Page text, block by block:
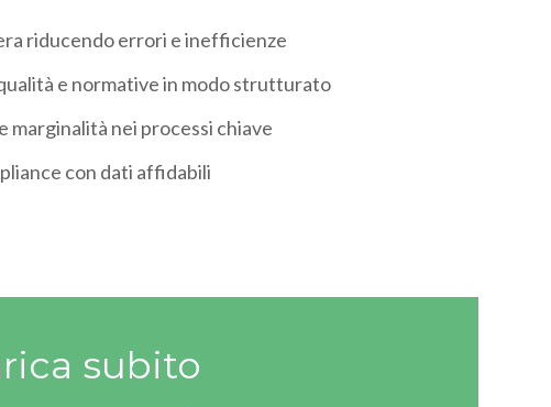
riducendo errori e inefficienze
e normativein modo strutturato
marginalità nei processi chiave
con dati affidabili
subito